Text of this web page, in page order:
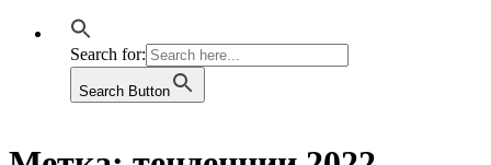
Search for:
Search Button